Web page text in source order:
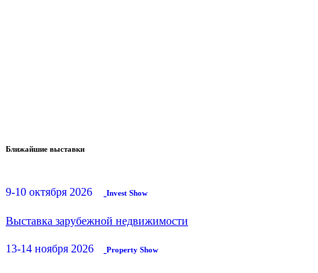
Ближайшие выставки
9-10 октября 2026 Invest Show
Выставка зарубежной недвижимости
13-14 ноября 2026 Property Show